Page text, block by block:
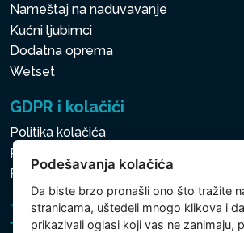
Nameštaj na naduvavanje
Kućni ljubimci
Dodatna oprema
Wetset
GDPR i kolačići
Politika kolačića
Politika zaštite ličnih i drugih
Politika kolačića
Podešavanja kolačića
Da biste brzo pronašli ono što tražite
stranicama, uštedeli mnogo klikova i
prikazivali oglasi koji vas ne zanimaju,